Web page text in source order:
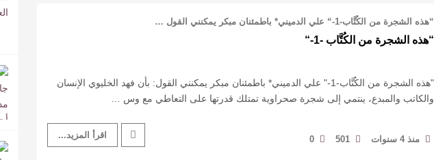
“هذه الشجرة من الكُتَّاب-1-“ علي الدميني* باطمئنان مبكر يمكنني القول …
“هذه الشجرة من الكُتَّاب -1-“
"هذه الشجرة من الكُتَّاب-1-" علي الدميني* باطمئنان مبكر يمكنني القول: بأن فهد الخليوي الإنسان
والكاتب والمبدع، ينتمي إلى شجرة صحراوية تمتلك قدرتها على التعاطي مع وس …
منذ 4 سنوات 501
0 اقرأ المزيد...